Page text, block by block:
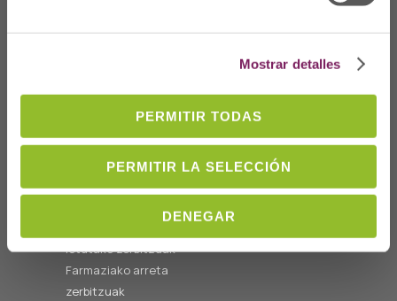
Mostrar detalles
PERMITIR TODAS
PERMITIR LA SELECCIÓN
DENEGAR
Gobernu batzordea
Estatutuak
Elkargokidea
lotutako zerbitzuak
Farmaziako arreta
zerbitzuak